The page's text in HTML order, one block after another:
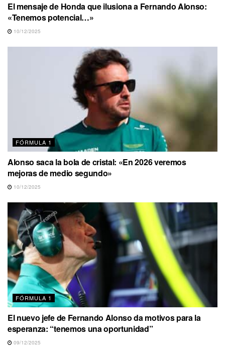
El mensaje de Honda que ilusiona a Fernando Alonso:
«Tenemos potencial…»
10/12/2025
FÓRMULA 1
Alonso saca la bola de cristal: «En 2026 veremos
mejoras de medio segundo»
10/12/2025
FÓRMULA 1
El nuevo jefe de Fernando Alonso da motivos para la
esperanza: “tenemos una oportunidad”
09/12/2025